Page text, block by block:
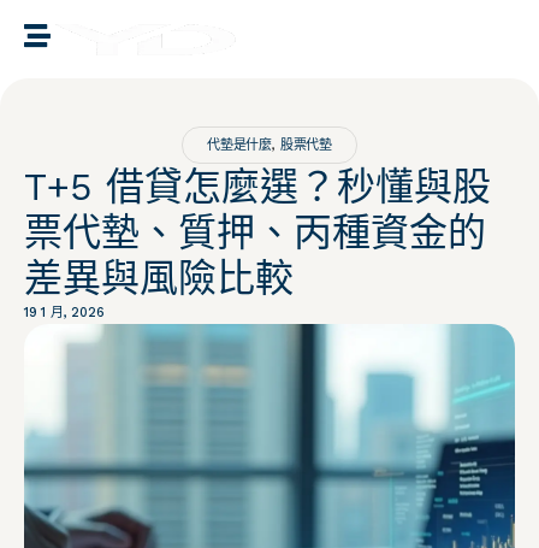
代墊是什麼, 股票代墊
T+5 借貸怎麼選？秒懂與股
票代墊、質押、丙種資金的
差異與風險比較
19 1 月, 2026